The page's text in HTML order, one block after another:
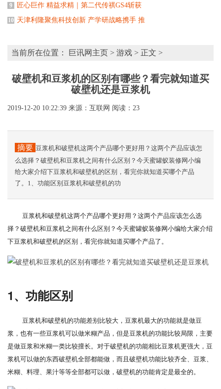
9 匠心巨作 精益求精｜第二代传祺GS4斩获
10 天津利隆聚焦科技创新 产学研战略携手 推
当前所在位置： 巨讯网主页 > 游戏 > 正文 >
破壁机和豆浆机的区别有哪些？看完就知道买
破壁机还是豆浆机
2019-12-20 10:22:39 来源：互联网 阅读：23
摘要 豆浆机和破壁机这两个产品哪个更好用？这两个产品应该怎
么选择？破壁机和豆浆机之间有什么区别？今天蜜罐蚁装修网小编
给大家介绍下豆浆机和破壁机的区别，看完你就知道买哪个产品
了。1、功能区别豆浆机和破壁机的功
豆浆机和破壁机这两个产品哪个更好用？这两个产品应该怎么选
择？破壁机和豆浆机之间有什么区别？今天蜜罐蚁装修网小编给大家介绍
下豆浆机和破壁机的区别，看完你就知道买哪个产品了。
1、功能区别
豆浆机和破壁机的功能差别比较大，豆浆机最大的功能就是做豆
浆，也有一些豆浆机可以做米糊产品，但是豆浆机的功能比较局限，主要
是做豆浆和米糊一类比较擅长。对于破壁机的功能相比豆浆机更强大，豆
浆机可以做的东西破壁机全部都能做，而且破壁机功能比较齐全、豆浆、
米糊、料理、果汁等等全部都可以做，破壁机的功能肯定是最全的。